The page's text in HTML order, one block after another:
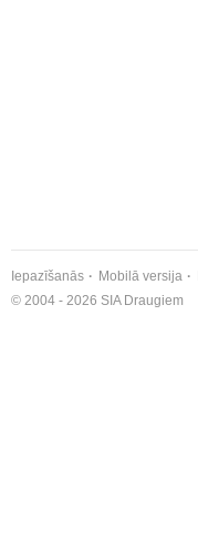
Iepazīšanās Mobilā versija
© 2004 - 2026 SIA Draugiem